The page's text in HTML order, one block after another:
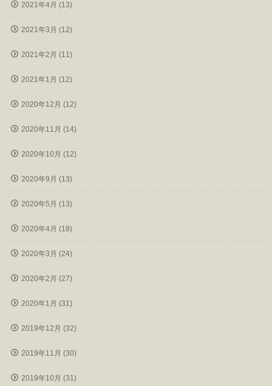
2021年4月 (13)
2021年3月 (12)
2021年2月 (11)
2021年1月 (12)
2020年12月 (12)
2020年11月 (14)
2020年10月 (12)
2020年9月 (13)
2020年5月 (13)
2020年4月 (18)
2020年3月 (24)
2020年2月 (27)
2020年1月 (31)
2019年12月 (32)
2019年11月 (30)
2019年10月 (31)